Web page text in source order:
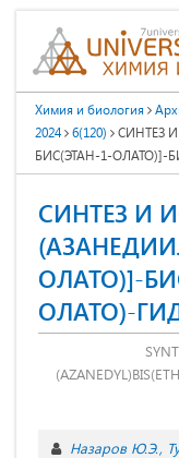
Химия и биология
2024
6(120)
СИНТЕЗ
БИС(ЭТАН-1-ОЛАТО)]-
СИНТЕЗ И
ОЛАТО)]-
ОЛАТО)-
Назаров Ю.Э.